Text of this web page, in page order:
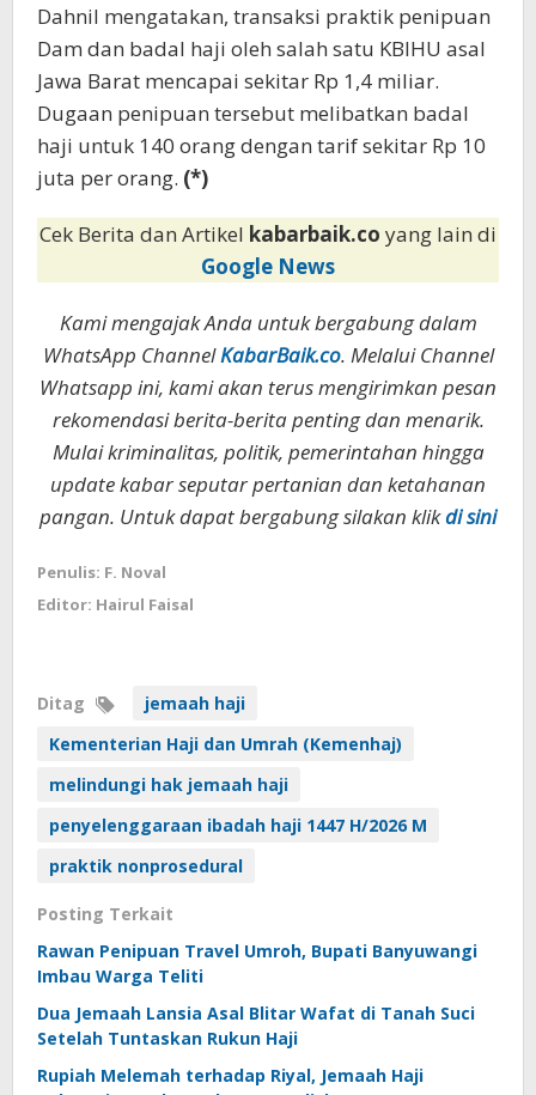
Dahnil mengatakan, transaksi praktik penipuan
Dam dan badal haji oleh salah satu KBIHU asal
Jawa Barat mencapai sekitar Rp 1,4 miliar.
Dugaan penipuan tersebut melibatkan badal
haji untuk 140 orang dengan tarif sekitar Rp 10
juta per orang. (*)
Cek Berita dan Artikel kabarbaik.co yang lain di
Google News
Kami mengajak Anda untuk bergabung dalam
WhatsApp ChannelKabarBaik.co. Melalui Channel
Whatsapp ini, kami akan terus mengirimkan pesan
rekomendasi berita-berita penting dan menarik.
Mulai kriminalitas, politik, pemerintahan hingga
update kabar seputar pertanian dan ketahanan
pangan. Untuk dapat bergabung silakan klikdi sini
Penulis: F. Noval
Editor: Hairul Faisal
Ditag
jemaah haji
Kementerian Haji dan Umrah (Kemenhaj)
melindungi hak jemaah haji
penyelenggaraan ibadah haji 1447 H/2026 M
praktik nonprosedural
Posting Terkait
Rawan Penipuan Travel Umroh, Bupati Banyuwangi
Imbau Warga Teliti
Dua Jemaah Lansia Asal Blitar Wafat di Tanah Suci
Setelah Tuntaskan Rukun Haji
Rupiah Melemah terhadap Riyal, Jemaah Haji